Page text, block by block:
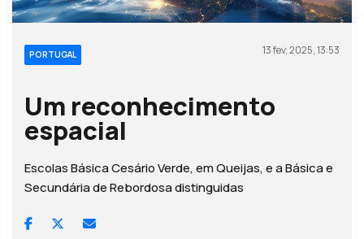
PORTUGAL 13 fev, 2025, 13:53
Um reconhecimento
espacial
Escolas Básica Cesário Verde, em Queijas, e a Básica e
Secundária de Rebordosa distinguidas